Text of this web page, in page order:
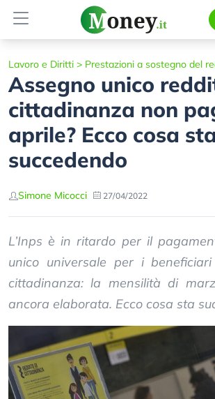
Lavoro e Diritti > Prestazioni a sostegno del
Assegno unico
cittadinanza non
aprile? Ecco cosa
succedendo
Simone Micocci 27/04/2022
L’Inps è in ritardo per il
unico universale per i
cittadinanza: la mensilità di
ancora elaborata. Ecco cosa sta